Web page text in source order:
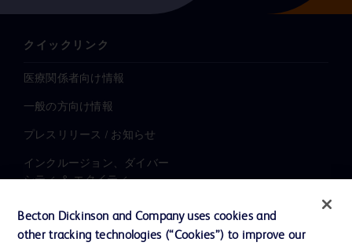
クイックリンク
医療関係者向け情報
一般の方向け情報
プレスリリース / お知らせ
インクルージョン、ダイバー
シティ ＆ エクイティ
会社案内
Becton Dickinson and Company uses cookies and
other tracking technologies (“Cookies”) to improve our